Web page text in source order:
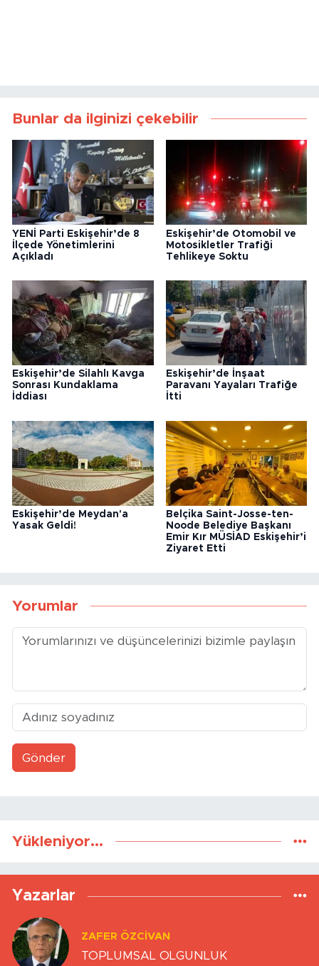
Bunlar da ilginizi çekebilir
YENİ Parti Eskişehir’de 8
İlçede Yönetimlerini
Açıkladı
Eskişehir’de Otomobil ve
Motosikletler Trafiği
Tehlikeye Soktu
Eskişehir’de Silahlı Kavga
Sonrası Kundaklama
İddiası
Eskişehir’de İnşaat
Paravanı Yayaları Trafiğe
İtti
Eskişehir’de Meydan'a
Yasak Geldi!
Belçika Saint-Josse-ten-
Noode Belediye Başkanı
Emir Kır MÜSİAD Eskişehir’i
Ziyaret Etti
Yorumlar
Gönder
Yükleniyor...
Yazarlar
ZAFER ÖZCIVAN
TOPLUMSAL OLGUNLUK